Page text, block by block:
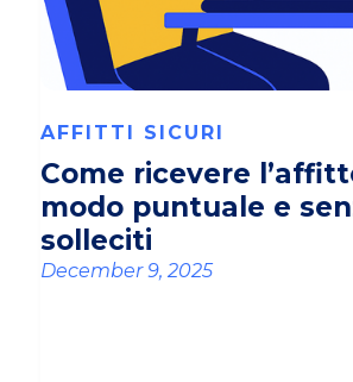
AFFITTI SICURI
Come ricevere
modo puntuale e
solleciti
December 9, 2025